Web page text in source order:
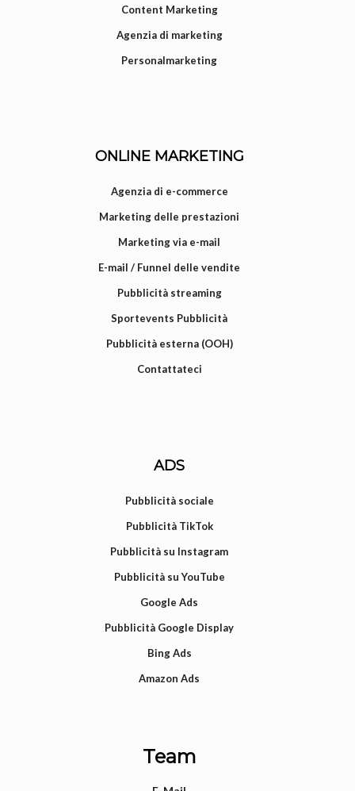
Content Marketing
Agenzia di marketing
Personalmarketing
ONLINE MARKETING
Agenzia di e-commerce
Marketing delle prestazioni
Marketing via e-mail
E-mail / Funnel delle vendite
Pubblicità streaming
Sportevents Pubblicità
Pubblicità esterna (OOH)
Contattateci
ADS
Pubblicità sociale
Pubblicità TikTok
Pubblicità su Instagram
Pubblicità su YouTube
Google Ads
Pubblicità Google Display
Bing Ads
Amazon Ads
Team